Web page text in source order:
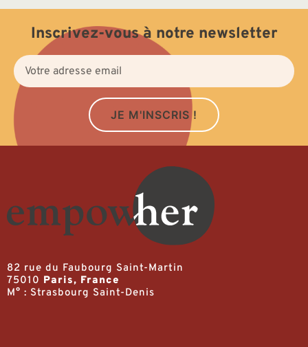
Inscrivez-vous à notre newsletter
JE M'INSCRIS !
82 rue du Faubourg Saint-Martin
75010 Paris, France
M° : Strasbourg Saint-Denis